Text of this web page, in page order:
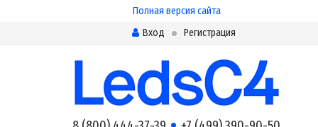
Полная версия сайта
Вход
Регистрация